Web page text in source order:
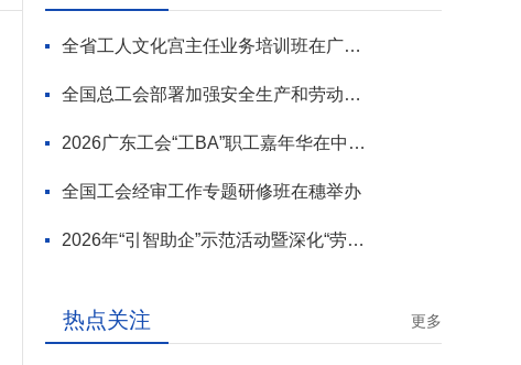
全省工人文化宫主任业务培训班在广州开班
全国总工会部署加强安全生产和劳动保护工作
2026广东工会“工BA”职工嘉年华在中山举行
全国工会经审工作专题研修班在穗举办
2026年“引智助企”示范活动暨深化“劳模工匠进万企”专项行动启动
热点关注 更多